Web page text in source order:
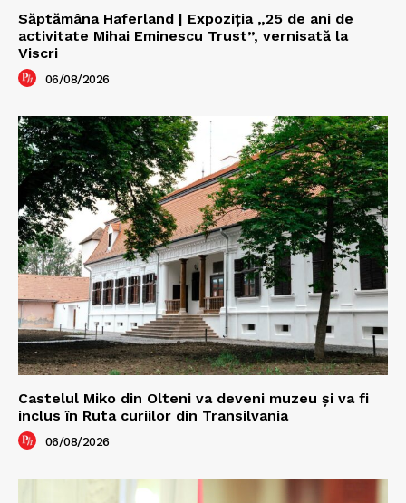
Săptămâna Haferland | Expoziţia „25 de ani de
activitate Mihai Eminescu Trust”, vernisată la
Viscri
06/08/2026
Castelul Miko din Olteni va deveni muzeu şi va fi
inclus în Ruta curiilor din Transilvania
06/08/2026